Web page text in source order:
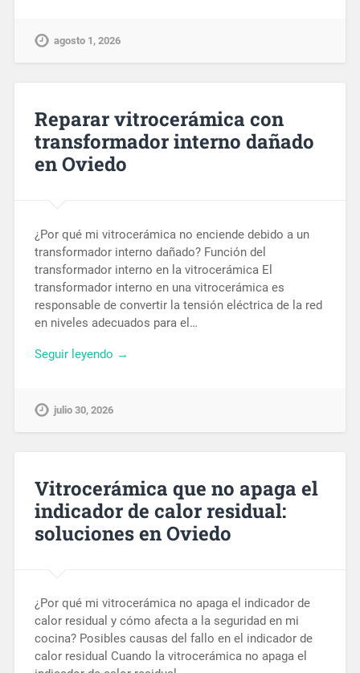
agosto 1, 2026
Reparar vitrocerámica con
transformador interno dañado
en Oviedo
¿Por qué mi vitrocerámica no enciende debido a un
transformador interno dañado? Función del
transformador interno en la vitrocerámica El
transformador interno en una vitrocerámica es
responsable de convertir la tensión eléctrica de la red
en niveles adecuados para el…
Seguir leyendo →
julio 30, 2026
Vitrocerámica que no apaga el
indicador de calor residual:
soluciones en Oviedo
¿Por qué mi vitrocerámica no apaga el indicador de
calor residual y cómo afecta a la seguridad en mi
cocina? Posibles causas del fallo en el indicador de
calor residual Cuando la vitrocerámica no apaga el